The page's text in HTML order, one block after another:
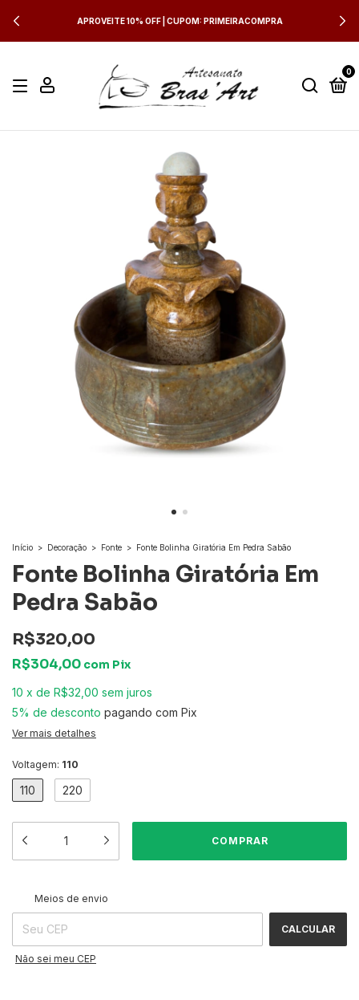
APROVEITE 10% OFF | CUPOM: PRIMEIRACOMPRA
0
Início > Decoração > Fonte > Fonte Bolinha Giratória Em Pedra Sabão
Fonte Bolinha Giratória Em
Pedra Sabão
R$320,00
R$304,00 com Pix
10 x de R$32,00 sem juros
5% de desconto pagando com Pix
Ver mais detalhes
Voltagem: 110
110 220
Entregas para o CEP:
Meios de envio
CALCULAR
Não sei meu CEP